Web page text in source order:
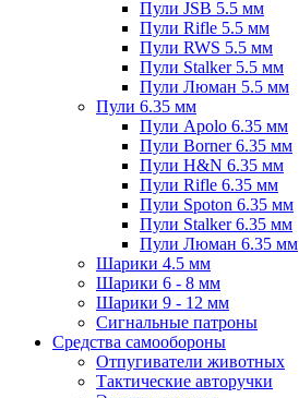
Пули JSB 5.5 мм
Пули Rifle 5.5 мм
Пули RWS 5.5 мм
Пули Stalker 5.5 мм
Пули Люман 5.5 мм
Пули 6.35 мм
Пули Apolo 6.35 мм
Пули Borner 6.35 мм
Пули H&N 6.35 мм
Пули Rifle 6.35 мм
Пули Spoton 6.35 мм
Пули Stalker 6.35 мм
Пули Люман 6.35 мм
Шарики 4.5 мм
Шарики 6 - 8 мм
Шарики 9 - 12 мм
Сигнальные патроны
Средства самообороны
Отпугиватели животных
Тактические авторучки